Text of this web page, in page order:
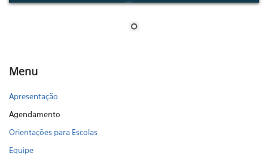
Menu
Apresentação
Agendamento
Orientações para Escolas
Equipe